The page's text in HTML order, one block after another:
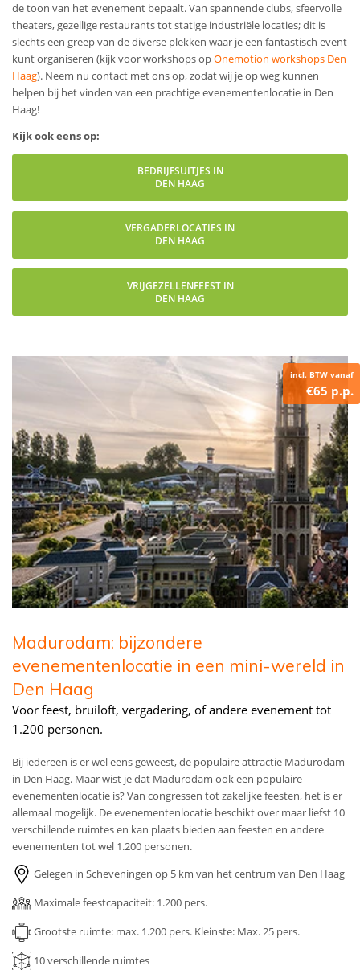
de toon van het evenement bepaalt. Van spannende clubs, sfeervolle
theaters, gezellige restaurants tot statige industriële locaties; dit is
slechts een greep van de diverse plekken waar je een fantastisch event
kunt organiseren (kijk voor workshops opOnemotion workshops Den
Haag). Neem nu contact met ons op, zodat wij je op weg kunnen
helpen bij het vinden van een prachtige evenementenlocatie in Den
Haag!
Kijk ook eens op:
BEDRIJFSUITJES IN
DEN HAAG
VERGADERLOCATIES IN
DEN HAAG
VRIJGEZELLENFEEST IN
DEN HAAG
incl. BTW vanaf
€65 p.p.
Madurodam: bijzondere
evenementenlocatie in een mini-wereld in
Den Haag
Voor feest, bruiloft, vergadering, of andere evenement tot
1.200 personen.
Bij iedereen is er wel eens geweest, de populaire attractie Madurodam
in Den Haag. Maar wist je dat Madurodam ook een populaire
evenementenlocatie is? Van congressen tot zakelijke feesten, het is er
allemaal mogelijk. De evenementenlocatie beschikt over maar liefst 10
verschillende ruimtes en kan plaats bieden aan feesten en andere
evenementen tot wel 1.200 personen.
Gelegen in Scheveningen op 5 km van het centrum van Den Haag
Maximale feestcapaciteit: 1.200 pers.
Grootste ruimte: max. 1.200 pers. Kleinste: Max. 25 pers.
10verschillende ruimtes